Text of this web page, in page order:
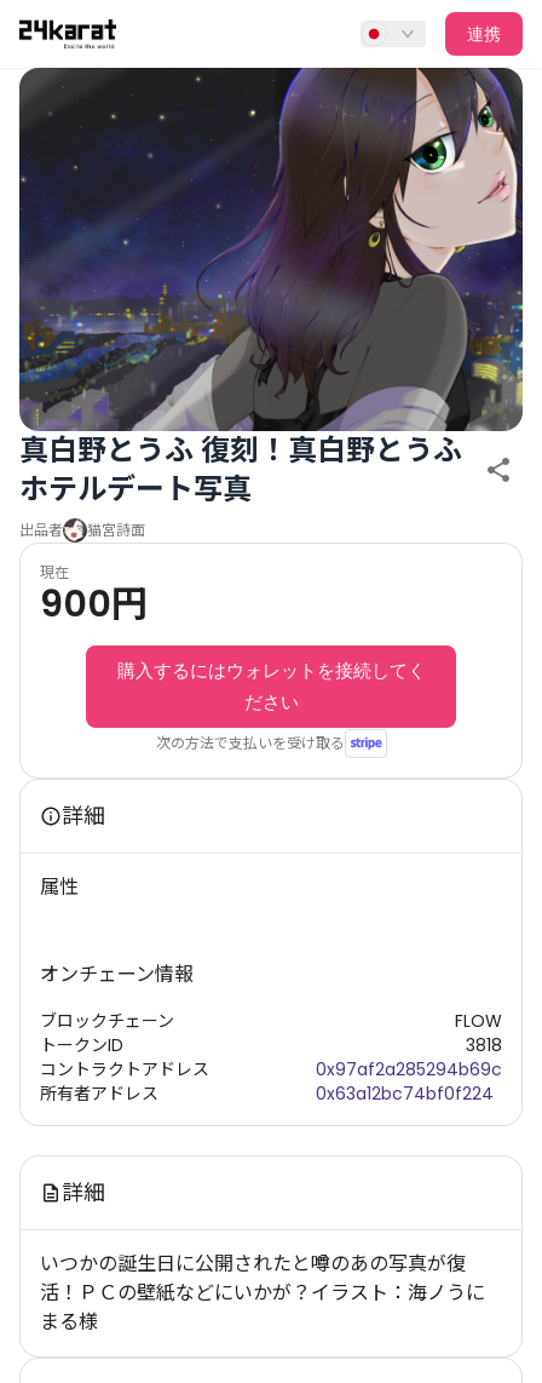
真白野とうふ 復刻！真白野とうふホテルデート写真
連携
真白野とうふ 復刻！真白野とうふ
ホテルデート写真
出品者 猫宮詩面
現在
900円
購入するにはウォレットを接続してく
ださい
次の方法で支払いを受け取る
詳細
属性
オンチェーン情報
ブロックチェーン
トークンID
コントラクトアドレス
所有者アドレス
FLOW
3818
0x97af2a285294b69c
0x63a12bc74bf0f224
詳細
いつかの誕生日に公開されたと噂のあの写真が復
活！ＰＣの壁紙などにいかが？イラスト：海ノうに
まる様